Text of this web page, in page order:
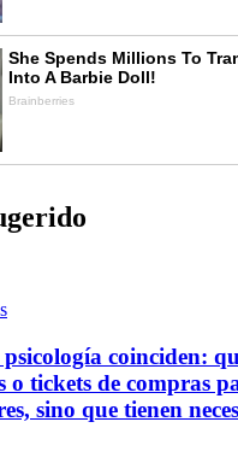
coinciden:
o tickets de compras
sino que tienen